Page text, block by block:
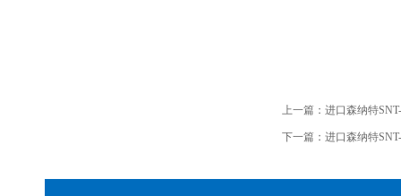
上一篇： 进口森纳特
下一篇： 进口森纳特